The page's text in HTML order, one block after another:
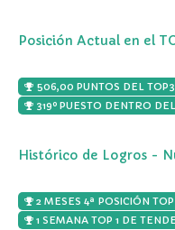
Posición Actual en el
506,00 PUNTOS DEL
319º PUESTO DENTRO
Histórico de Logros -
2 MESES 4ª POSICIÓN
1 SEMANA TOP 1 DE